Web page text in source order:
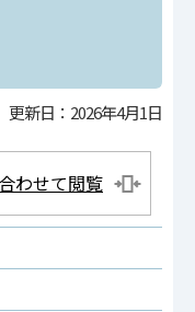
更新日：2026年4月1日
わせて閲覧